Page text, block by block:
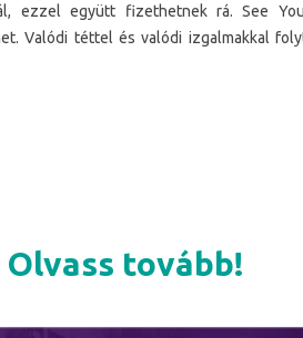
ezzel együtt fizethetnek rá. See
Valódi téttel és valódi izgalmakkal
Olvass tovább!